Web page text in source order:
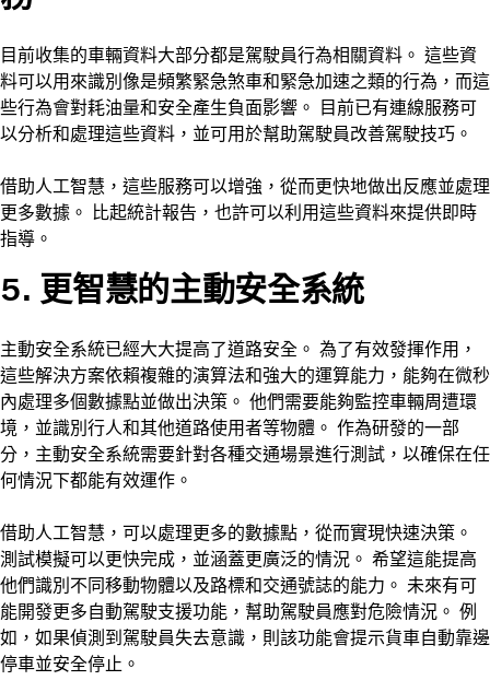
目前收集的車輛資料大部分都是駕駛員行為相關資料。 這些資
料可以用來識別像是頻繁緊急煞車和緊急加速之類的行為，而這
些行為會對耗油量和安全產生負面影響。 目前已有連線服務可
以分析和處理這些資料，並可用於幫助駕駛員改善駕駛技巧。
借助人工智慧，這些服務可以增強，從而更快地做出反應並處理
更多數據。 比起統計報告，也許可以利用這些資料來提供即時
指導。
5. 更智慧的主動安全系統
主動安全系統已經大大提高了道路安全。 為了有效發揮作用，
這些解決方案依賴複雜的演算法和強大的運算能力，能夠在微秒
內處理多個數據點並做出決策。 他們需要能夠監控車輛周遭環
境，並識別行人和其他道路使用者等物體。 作為研發的一部
分，主動安全系統需要針對各種交通場景進行測試，以確保在任
何情況下都能有效運作。
借助人工智慧，可以處理更多的數據點，從而實現快速決策。
測試模擬可以更快完成，並涵蓋更廣泛的情況。 希望這能提高
他們識別不同移動物體以及路標和交通號誌的能力。 未來有可
能開發更多自動駕駛支援功能，幫助駕駛員應對危險情況。 例
如，如果偵測到駕駛員失去意識，則該功能會提示貨車自動靠邊
停車並安全停止。